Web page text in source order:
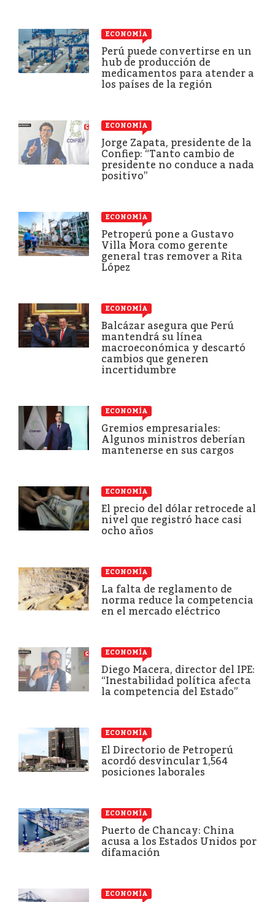
ECONOMÍA
Perú puede convertirse en un
hub de producción de
medicamentos para atender a
los países de la región
ECONOMÍA
Jorge Zapata, presidente de la
Confiep: “Tanto cambio de
presidente no conduce a nada
positivo”
ECONOMÍA
Petroperú pone a Gustavo
Villa Mora como gerente
general tras remover a Rita
López
ECONOMÍA
Balcázar asegura que Perú
mantendrá su línea
macroeconómica y descartó
cambios que generen
incertidumbre
ECONOMÍA
Gremios empresariales:
Algunos ministros deberían
mantenerse en sus cargos
ECONOMÍA
El precio del dólar retrocede al
nivel que registró hace casi
ocho años
ECONOMÍA
La falta de reglamento de
norma reduce la competencia
en el mercado eléctrico
ECONOMÍA
Diego Macera, director del IPE:
“Inestabilidad política afecta
la competencia del Estado”
ECONOMÍA
El Directorio de Petroperú
acordó desvincular 1,564
posiciones laborales
ECONOMÍA
Puerto de Chancay: China
acusa a los Estados Unidos por
difamación
ECONOMÍA